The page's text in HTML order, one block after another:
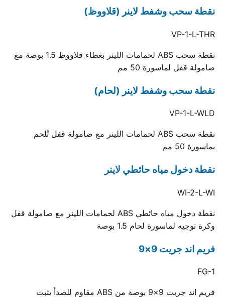
نقطة سحب وشفط لاينر (قلاووظ)
VP-1-L-THR
نقطة سحب ABS لحمامات اللينر بغطاء قلاووظ 1.5 بوصة مع
صامولة قفل لماسورة 50 مم
نقطة سحب وشفط لاينر (لحام)
VP-1-L-WLD
نقطة سحب ABS لحمامات اللينر مع صامولة قفل تُلحم
بماسورة 50 مم
نقطة دخول مياه حائطي لاينر
WI-2-L-WI
نقطة دخول مياه حائطي ABS لحمامات اللينر مع صامولة قفل
وكرة توجيه لماسورة لحام 1.5 بوصة
فريم اند جريت 9×9
FG-1
فريم اند جريت 9×9 بوصة من ABS مقاوم للصدأ يثبت